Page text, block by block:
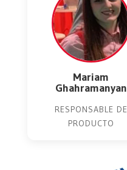
Mariam
Ghahramanyan
RESPONSABLE DE
PRODUCTO